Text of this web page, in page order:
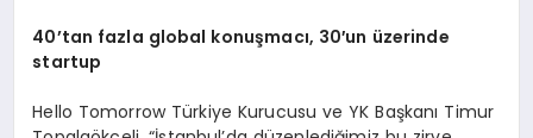
40’tan fazla global konuşmacı, 30′un üzerinde
startup
Hello Tomorrow Türkiye Kurucusu ve YK Başkanı Timur